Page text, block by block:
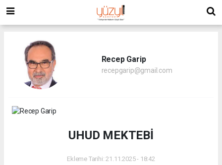
Recep Garip
recepgarip@gmail.com
UHUD MEKTEBİ
Ekleme Tarihi: 21.11.2025 - 18:42